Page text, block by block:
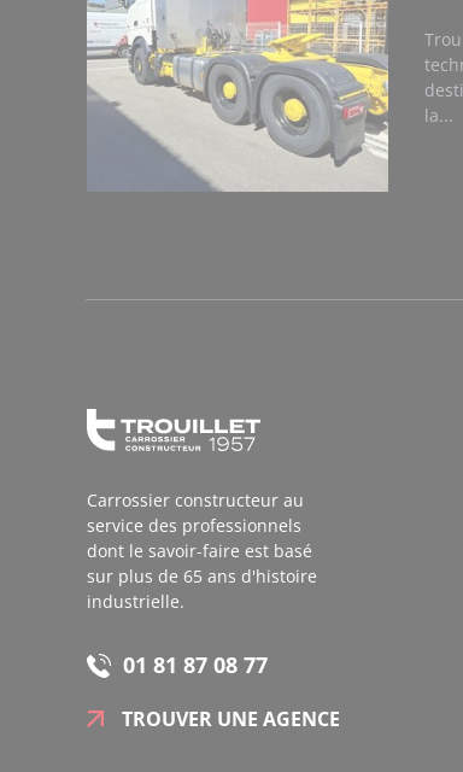
la...
Carrossier constructeur au
service des professionnels
dont le savoir-faire est basé
sur plus de 65 ans d'histoire
industrielle.
01 81 87 08 77
TROUVER UNE AGENCE